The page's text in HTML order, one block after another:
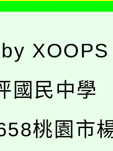
XOOPS
國民中學
桃園市